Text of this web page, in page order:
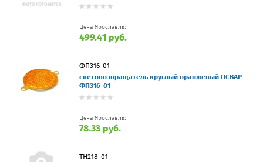
Цена Ярославль:
499.41 руб.
ФП316-01
световозвращатель круглый оранжевый ОСВАР
ФП316-01
Цена Ярославль:
78.33 руб.
ТН218-01